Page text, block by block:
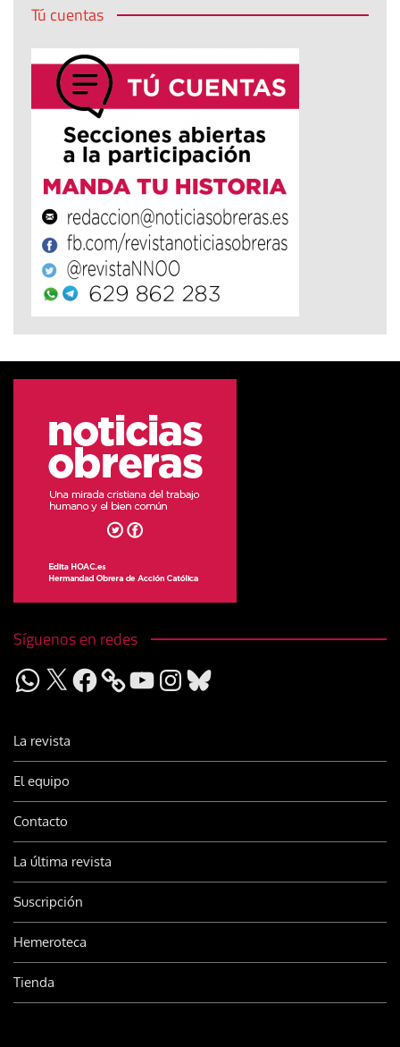
Tú cuentas
Síguenos en redes
WhatsApp
X Facebook YouTubeInstagram
Bluesky
La revista
El equipo
Contacto
La última revista
Suscripción
Hemeroteca
Tienda